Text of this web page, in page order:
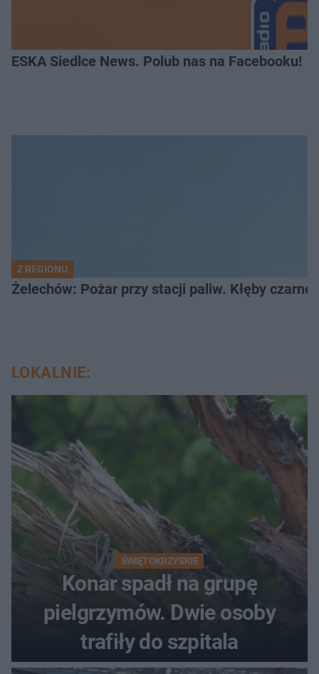
ESKA Siedlce News. Polub nas na Facebooku!
Z REGIONU
Żelechów: Pożar przy stacji paliw. Kłęby
LOKALNIE:
ŚWIĘTOKRZYSKIE
Konar spadł na grupę
pielgrzymów. Dwie osoby
trafiły do szpitala